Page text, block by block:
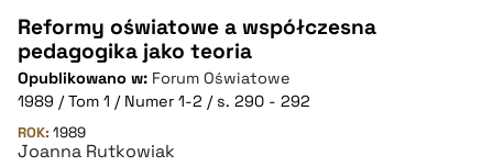
CZYSTY TEKST
pobierz cytat
Reformy oświatowe a współczesna
pedagogika jako teoria
Opublikowano w: Forum Oświatowe
1989 / Tom 1 / Numer 1-2 / s. 290 - 292
ROK: 1989
Joanna Rutkowiak